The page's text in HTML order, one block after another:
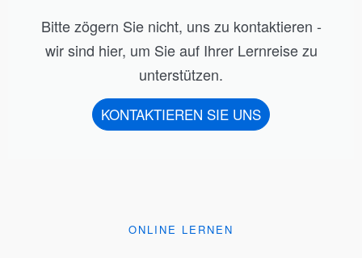
Bitte zögern Sie nicht, uns zu kontaktieren -
wir sind hier, um Sie auf Ihrer Lernreise zu
unterstützen.
KONTAKTIEREN SIE UNS
ONLINE LERNEN